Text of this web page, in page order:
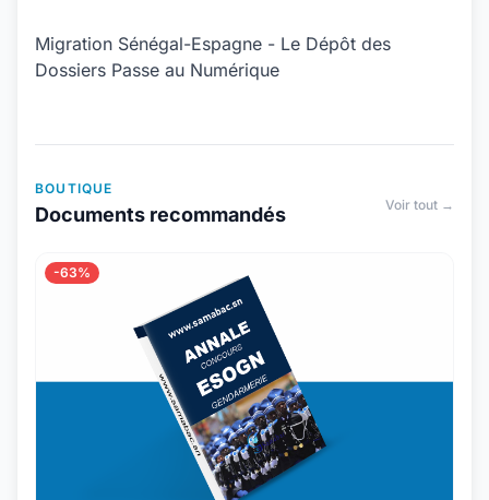
Migration Sénégal-Espagne - Le Dépôt des
Dossiers Passe au Numérique
BOUTIQUE
Documents recommandés Voir tout →
-63%